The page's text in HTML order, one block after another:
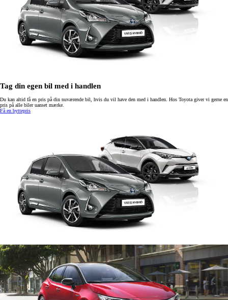
Tag din egen bil med i handlen
Du kan altid få en pris på din nuværende bil, hvis du vil have den med i handlen. Hos Toyota giver vi gerne en
pris på alle biler uanset mærke.
Få en byttepris